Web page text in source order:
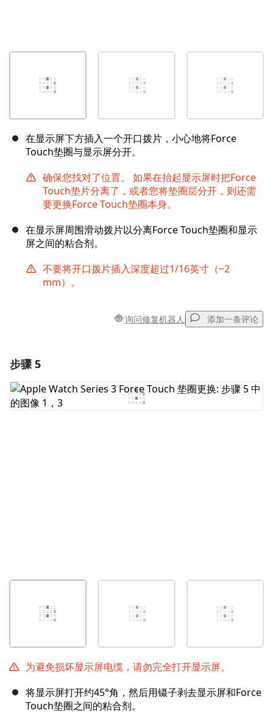
在显示屏下方插入一个开口拨片，小心地将Force
Touch垫圈与显示屏分开。
确保您找对了位置。 如果在抬起显示屏时把Force
Touch垫片分离了，或者您将垫圈层分开，则还需
要更换Force Touch垫圈本身。
在显示屏周围滑动拨片以分离Force Touch垫圈和显示
屏之间的粘合剂。
不要将开口拨片插入深度超过1/16英寸（~2
mm）。
询问修复机器人 添加一条评论
添加评论
步骤 5
为避免损坏显示屏电缆，请勿完全打开显示屏。
将显示屏打开约45°角，然后用镊子剥去显示屏和Force
Touch垫圈之间的粘合剂。